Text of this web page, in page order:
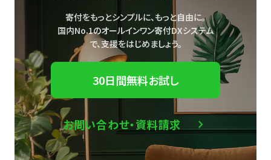
寄付をもっとシンプルに、もっと自由に。
国内No.1のオールインワン寄付DXシステム
で、支援をはじめましょう。
30日間無料お試し
お問い合わせ・資料請求